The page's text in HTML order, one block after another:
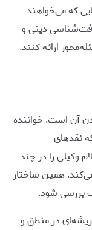
که می‌خواهند
دینی و
ارائه کنند.
آن است. خواننده
نقدهای
وکیلی را در چند
همین ساختار
بررسی شود.
در منطق و